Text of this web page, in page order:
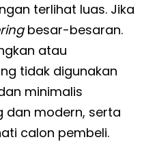
terlihat luas. Jika
besar-besaran.
atau
tidak digunakan
minimalis
dan modern, serta
calon pembeli.